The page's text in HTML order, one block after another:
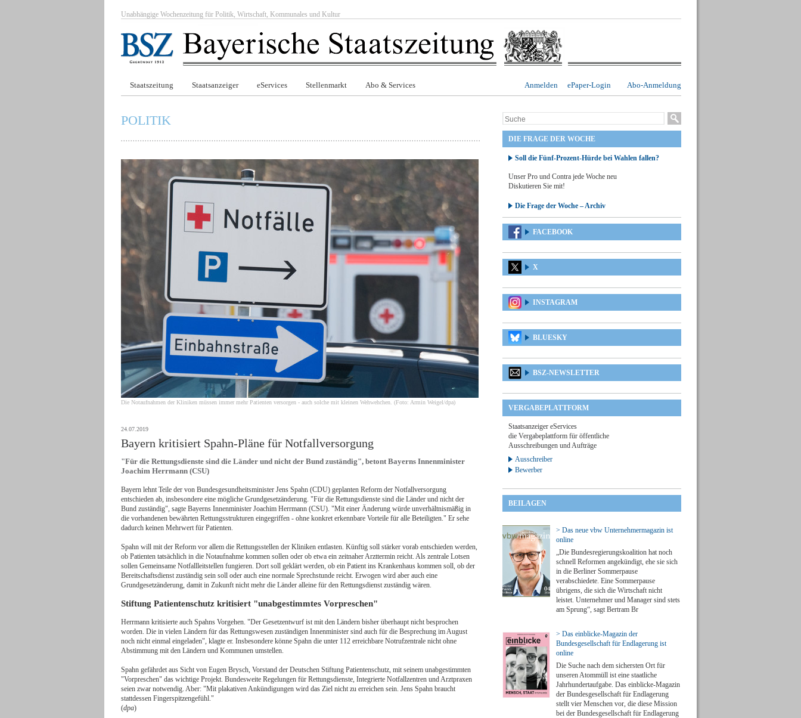
Unabhängige Wochenzeitung für Politik, Wirtschaft, Kommunales und Kultur
Abo-Anmeldung
ePaper-Login
Anmelden
Staatszeitung Staatsanzeiger eServices Stellenmarkt Abo & Services
POLITIK
Die Notaufnahmen der Kliniken müssen immer mehr Patienten versorgen - auch solche mit kleinen Wehwehchen. (Foto: Armin Weigel/dpa)
24.07.2019
Bayern kritisiert Spahn-Pläne für Notfallversorgung
"Für die Rettungsdienste sind die Länder und nicht der Bund zuständig", betont Bayerns Innenminister
Joachim Herrmann (CSU)
Bayern lehnt Teile der von Bundesgesundheitsminister Jens Spahn (CDU) geplanten Reform der Notfallversorgung
entschieden ab, insbesondere eine mögliche Grundgesetzänderung. "Für die Rettungsdienste sind die Länder und nicht der
Bund zuständig", sagte Bayerns Innenminister Joachim Herrmann (CSU). "Mit einer Änderung würde unverhältnismäßig in
die vorhandenen bewährten Rettungsstrukturen eingegriffen - ohne konkret erkennbare Vorteile für alle Beteiligten." Er sehe
dadurch keinen Mehrwert für Patienten.
Spahn will mit der Reform vor allem die Rettungsstellen der Kliniken entlasten. Künftig soll stärker vorab entschieden werden,
ob Patienten tatsächlich in die Notaufnahme kommen sollen oder ob etwa ein zeitnaher Arzttermin reicht. Als zentrale Lotsen
sollen Gemeinsame Notfallleitstellen fungieren. Dort soll geklärt werden, ob ein Patient ins Krankenhaus kommen soll, ob der
Bereitschaftsdienst zuständig sein soll oder auch eine normale Sprechstunde reicht. Erwogen wird aber auch eine
Grundgesetzänderung, damit in Zukunft nicht mehr die Länder alleine für den Rettungsdienst zuständig wären.
Stiftung Patientenschutz kritisiert "unabgestimmtes Vorpreschen"
Herrmann kritisierte auch Spahns Vorgehen. "Der Gesetzentwurf ist mit den Ländern bisher überhaupt nicht besprochen
worden. Die in vielen Ländern für das Rettungswesen zuständigen Innenminister sind auch für die Besprechung im August
noch nicht einmal eingeladen", klagte er. Insbesondere könne Spahn die unter 112 erreichbare Notrufzentrale nicht ohne
Abstimmung mit den Ländern und Kommunen umstellen.
Spahn gefährdet aus Sicht von Eugen Brysch, Vorstand der Deutschen Stiftung Patientenschutz, mit seinem unabgestimmten
"Vorpreschen" das wichtige Projekt. Bundesweite Regelungen für Rettungsdienste, Integrierte Notfallzentren und Arztpraxen
seien zwar notwendig. Aber: "Mit plakativen Ankündigungen wird das Ziel nicht zu erreichen sein. Jens Spahn braucht
stattdessen Fingerspitzengefühl."
(dpa)
DIE FRAGE DER WOCHE
Soll die Fünf-Prozent-Hürde bei Wahlen fallen?
Unser Pro und Contra jede Woche neu
Diskutieren Sie mit!
Die Frage der Woche – Archiv
FACEBOOK
X
INSTAGRAM
BLUESKY
BSZ-NEWSLETTER
VERGABEPLATTFORM
Staatsanzeiger eServices
die Vergabeplattform für öffentliche
Ausschreibungen und Aufträge
Ausschreiber
Bewerber
BEILAGEN
> Das neue vbw Unternehmermagazin ist
online
„Die Bundesregierungskoalition hat noch
schnell Reformen angekündigt, ehe sie sich
in die Berliner Sommerpause
verabschiedete. Eine Sommerpause
übrigens, die sich die Wirtschaft nicht
leistet. Unternehmer und Manager sind stets
am Sprung“, sagt Bertram Br
> Das einblicke-Magazin der
Bundesgesellschaft für Endlagerung ist
online
Die Suche nach dem sichersten Ort für
unseren Atommüll ist eine staatliche
Jahrhundertaufgabe. Das einblicke-Magazin
der Bundesgesellschaft für Endlagerung
stellt vier Menschen vor, die diese Mission
bei der Bundesgesellschaft für Endlagerung